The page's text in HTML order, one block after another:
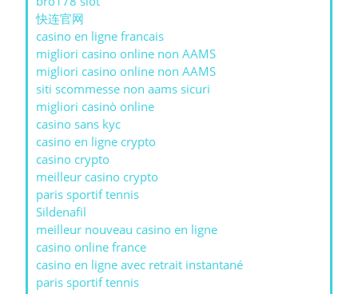
快连官网
casino en ligne francais
migliori casino online non AAMS
migliori casino online non AAMS
siti scommesse non aams sicuri
migliori casinò online
casino sans kyc
casino en ligne crypto
casino crypto
meilleur casino crypto
paris sportif tennis
Sildenafil
meilleur nouveau casino en ligne
casino online france
casino en ligne avec retrait instantané
paris sportif tennis